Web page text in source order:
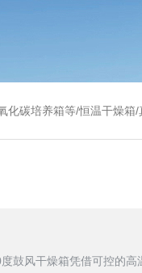
等/箱式电阻炉/陶瓷纤维马弗炉/高温马
鼓风干燥箱凭借可控的